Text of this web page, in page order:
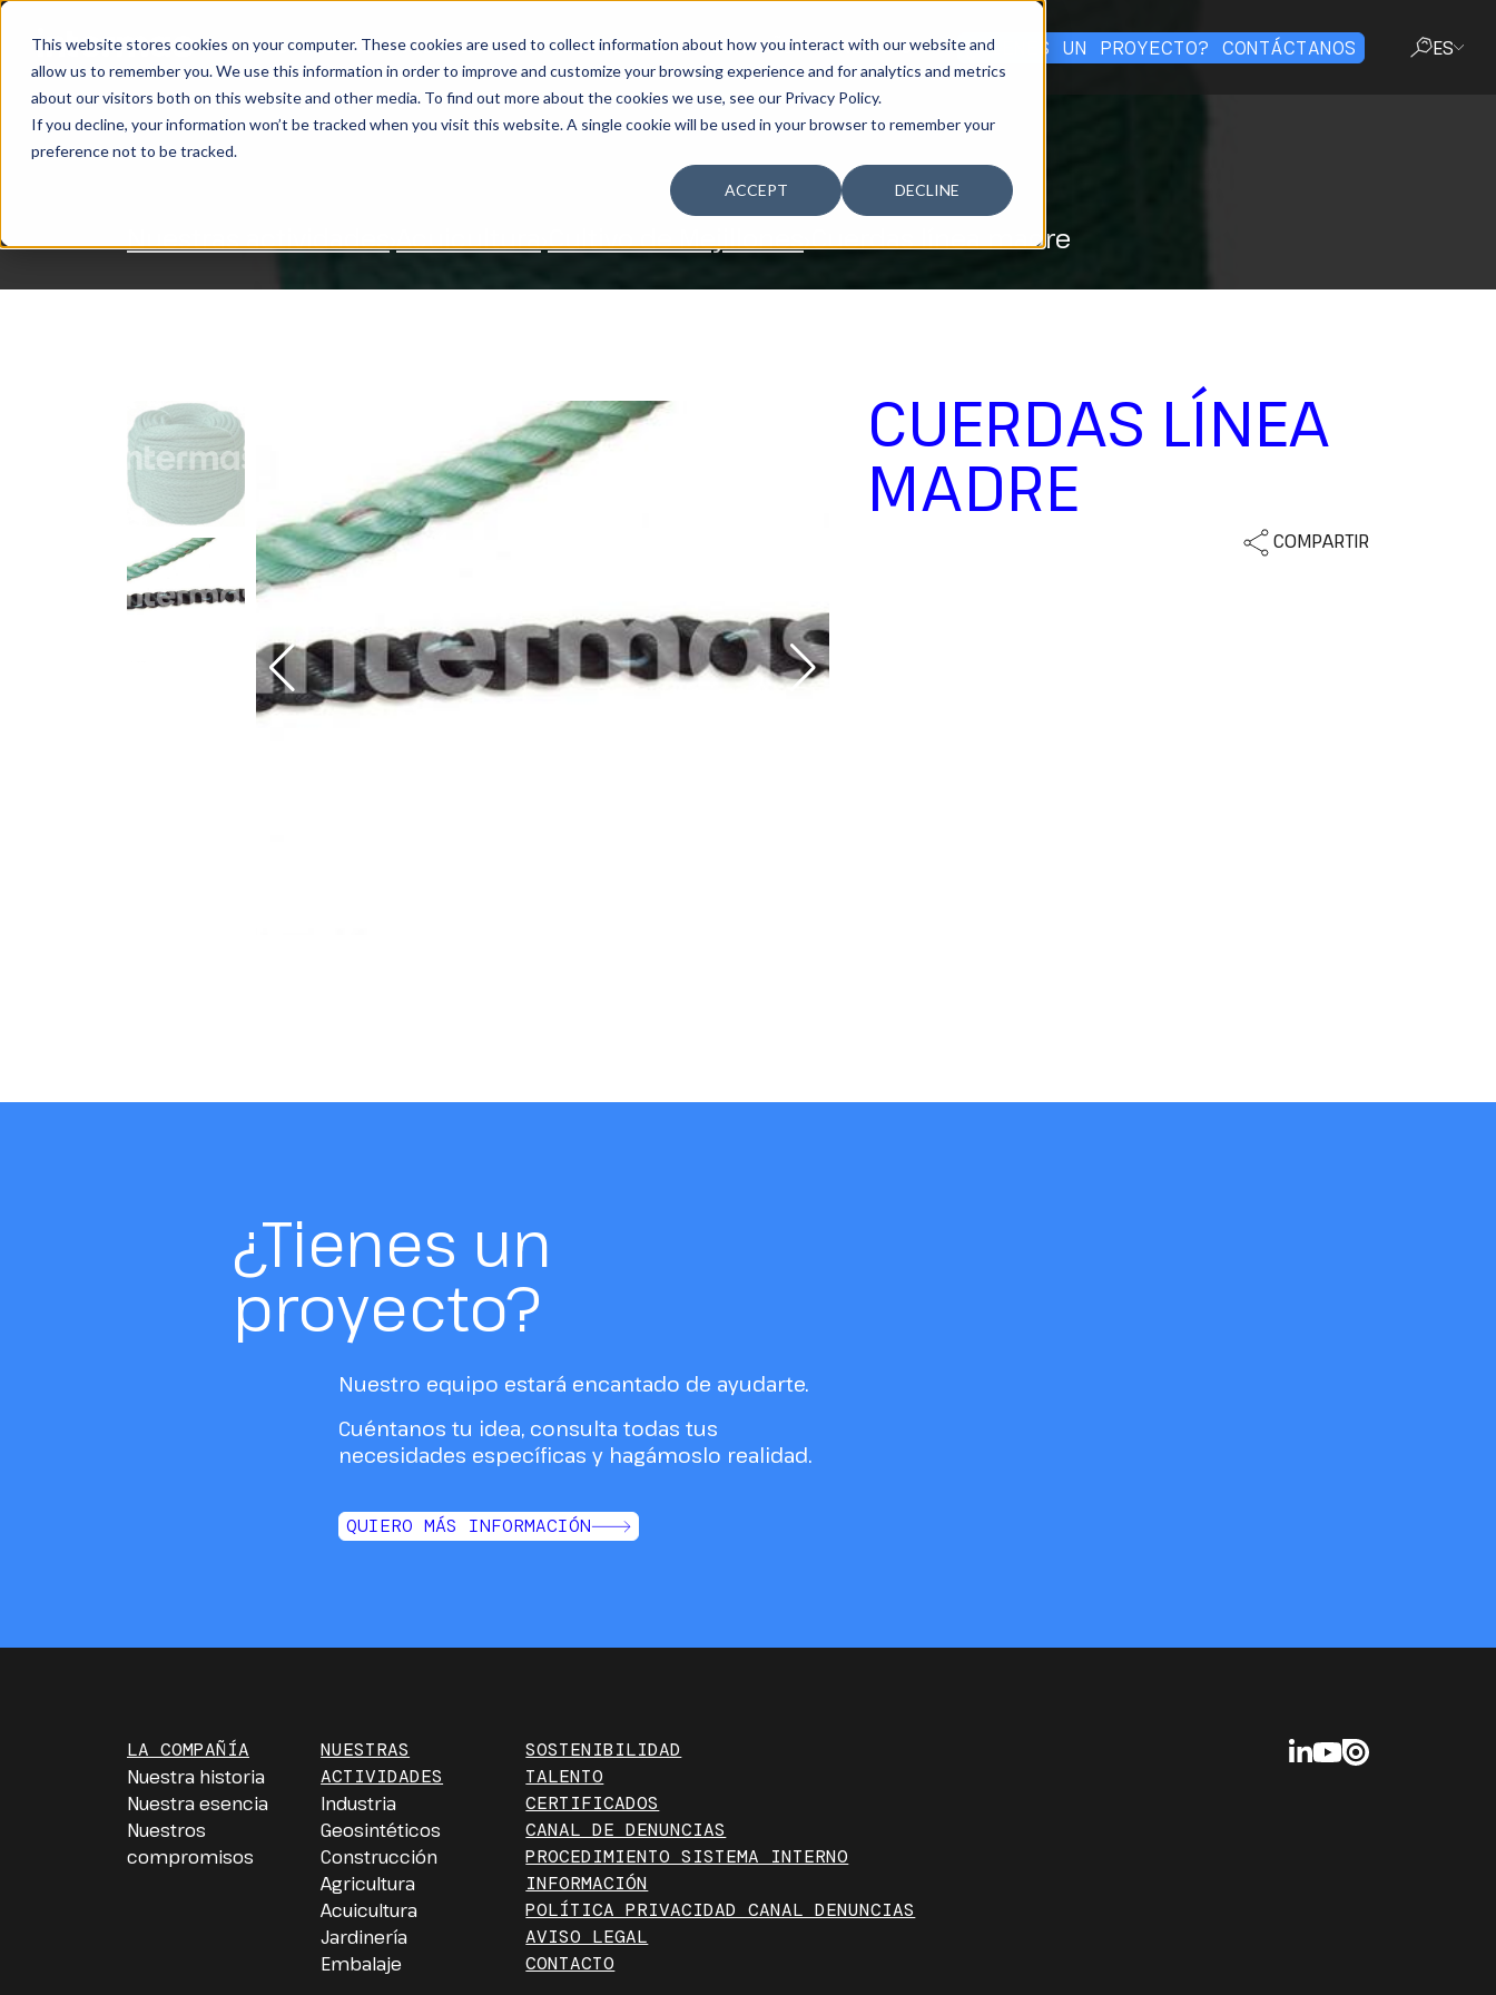
This website stores cookies on your computer. These cookies are used to collect information about how you interact with our website and
allow us to remember you. We use this information in order to improve and customize your browsing experience and for analytics and metrics
about our visitors both on this website and other media. To find out more about the cookies we use, see our Privacy Policy.
If you decline, your information won’t be tracked when you visit this website. A single cookie will be used in your browser to remember your
preference not to be tracked.
ACCEPT DECLINE
NUESTRAS ACTIVIDADES SOSTENIBILIDADLA COMPAÑÍA TALENTO ¿TIENES UN PROYECTO? CONTÁCTANOS ES
BUSCAR
Nuestras actividadesAcuiculturaCultivo de MejillonesCuerdas línea madre
CUERDAS LÍNEA
MADRE
COMPARTIR
¿Tienes un
proyecto?
Nuestro equipo estará encantado de ayudarte.
Cuéntanos tu idea, consulta todas tus
necesidades específicas y hagámoslo realidad.
QUIERO MÁS INFORMACIÓN
LA COMPAÑÍA
Nuestra historia
Nuestra esencia
Nuestros
compromisos
NUESTRAS
ACTIVIDADES
Industria
Geosintéticos
Construcción
Agricultura
Acuicultura
Jardinería
Embalaje
SOSTENIBILIDAD
TALENTO
CERTIFICADOS
CANAL DE DENUNCIAS
PROCEDIMIENTO SISTEMA INTERNO
INFORMACIÓN
POLÍTICA PRIVACIDAD CANAL DENUNCIAS
AVISO LEGAL
CONTACTO